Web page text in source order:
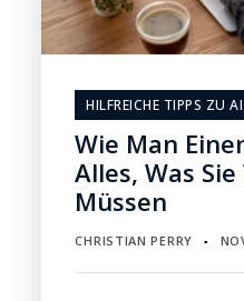
HILFREICHE TIPPS ZU
Wie Man
Alles, Was
Müssen
CHRISTIAN PERRY ▪